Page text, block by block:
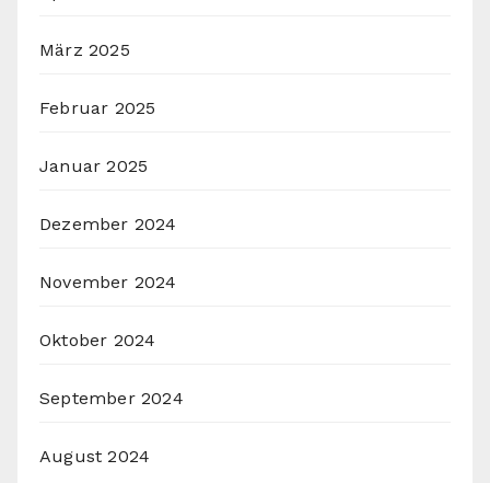
März 2025
Februar 2025
Januar 2025
Dezember 2024
November 2024
Oktober 2024
September 2024
August 2024